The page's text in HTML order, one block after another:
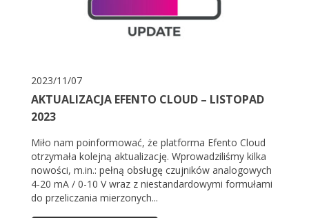
2023/11/07
AKTUALIZACJA EFENTO CLOUD – LISTOPAD
2023
Miło nam poinformować, że platforma Efento Cloud
otrzymała kolejną aktualizację. Wprowadziliśmy kilka
nowości, m.in.: pełną obsługę czujników analogowych
4-20 mA / 0-10 V wraz z niestandardowymi formułami
do przeliczania mierzonych...